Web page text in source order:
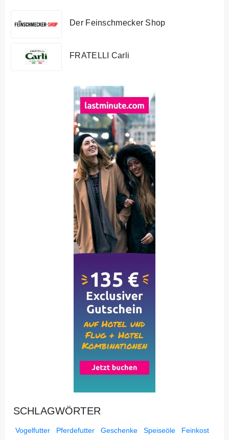
Der Feinschmecker Shop
FRATELLI Carli
SCHLAGWÖRTER
Vogelfutter Pferdefutter Geschenke Speiseöle
Feinkost